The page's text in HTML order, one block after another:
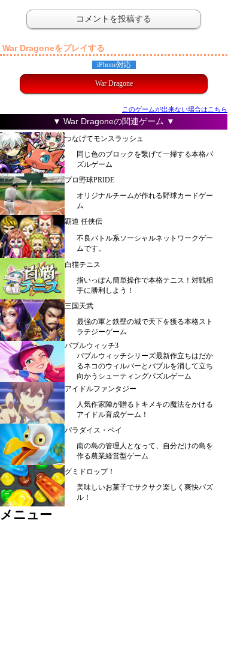
War Dragoneをプレイする
iPhone対応
War Dragone
このゲームが出来ない場合はこちら
▼ War Dragoneの関連ゲーム ▼
つなげてモンスラッシュ
同じ色のブロックを繋げて一掃する本格パ
ズルゲーム
プロ野球PRIDE
オリジナルチームが作れる野球カードゲー
ム
覇道 任侠伝
不良バトル系ソーシャルネットワークゲー
ムです。
白猫テニス
指いっぽん簡単操作で本格テニス！対戦相
手に勝利しよう！
三国天武
最強の軍と鉄壁の城で天下を獲る本格スト
ラテジーゲーム
バブルウィッチ3
バブルウィッチシリーズ最新作立ちはだか
るネコのウィルバーとバブルを消して立ち
向かうシューティングパズルゲーム
アイドルファンタジー
人気作家陣が贈るトキメキの魔法をかける
アイドル育成ゲーム！
パラダイス・ベイ
南の島の管理人となって、自分だけの島を
作る農業経営型ゲーム
グミドロップ！
美味しいお菓子でサクサク楽しく爽快パズ
ル！
メニュー